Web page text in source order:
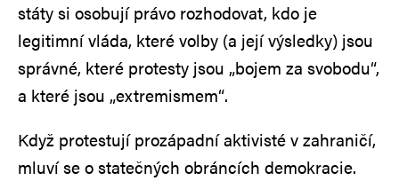
státy si osobují právo rozhodovat, kdo je
legitimní vláda, které volby (a její výsledky) jsou
správné, které protesty jsou „bojem za svobodu“,
a které jsou „extremismem“.
Když protestují prozápadní aktivisté v zahraničí,
mluví se o statečných obráncích demokracie.